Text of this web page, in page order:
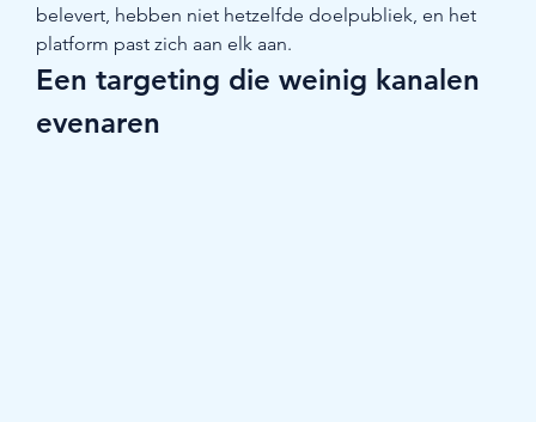
belevert, hebben niet hetzelfde doelpubliek, en het
platform past zich aan elk aan.
Een targeting die weinig kanalen
evenaren